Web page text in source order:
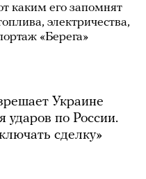
каким его запомнят
электричества,
«Берега»
Украине
ударов по России.
сделку»